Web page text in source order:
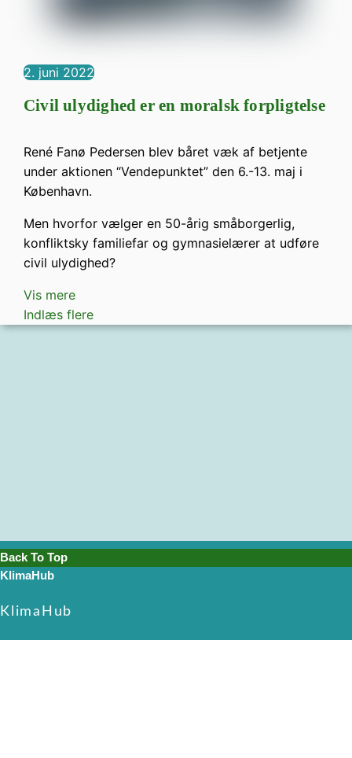
2. juni 2022
Civil ulydighed er en moralsk forpligtelse
René Fanø Pedersen blev båret væk af betjente
under aktionen “Vendepunktet” den 6.-13. maj i
København.
Men hvorfor vælger en 50-årig småborgerlig,
konfliktsky familiefar og gymnasielærer at udføre
civil ulydighed?
Vis mere
Indlæs flere
Back To Top
KlimaHub
KlimaHub